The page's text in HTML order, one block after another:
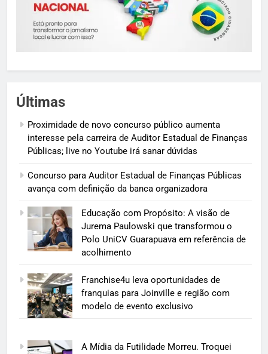
Últimas
Proximidade de novo concurso público aumenta
interesse pela carreira de Auditor Estadual de Finanças
Públicas; live no Youtube irá sanar dúvidas
Concurso para Auditor Estadual de Finanças Públicas
avança com definição da banca organizadora
Educação com Propósito: A visão de
Jurema Paulowski que transformou o
Polo UniCV Guarapuava em referência de
acolhimento
Franchise4u leva oportunidades de
franquias para Joinville e região com
modelo de evento exclusivo
A Mídia da Futilidade Morreu. Troquei